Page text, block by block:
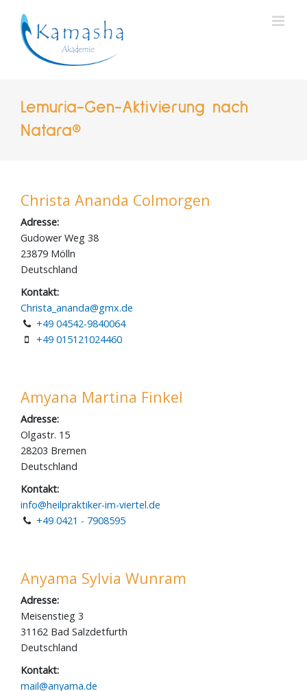
Inhalt
springen
Lemuria-Gen-Aktivierung nach
Natara®